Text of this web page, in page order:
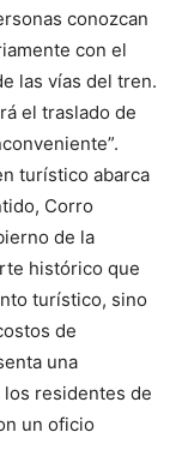
conozcan
con el
las vías del tren.
el traslado de
turístico abarca
Corro
de la
histórico que
turístico, sino
de
una
residentes de
un oficio